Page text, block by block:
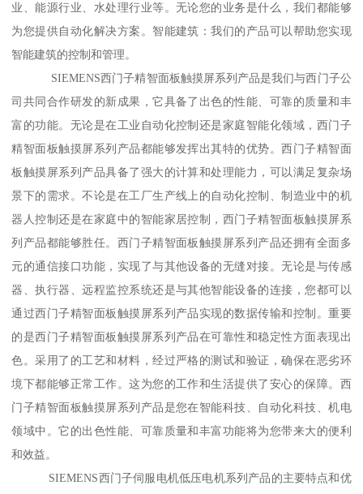
业、能源行业、水处理行业等。无论您的业务是什么，我们都能够
为您提供自动化解决方案。智能建筑：我们的产品可以帮助您实现
智能建筑的控制和管理。
SIEMENS西门子精智面板触摸屏系列产品是我们与西门子公
司共同合作研发的新成果，它具备了出色的性能、可靠的质量和丰
富的功能。无论是在工业自动化控制还是家庭智能化领域，西门子
精智面板触摸屏系列产品都能够发挥出其特的优势。西门子精智面
板触摸屏系列产品具备了强大的计算和处理能力，可以满足复杂场
景下的需求。不论是在工厂生产线上的自动化控制、制造业中的机
器人控制还是在家庭中的智能家居控制，西门子精智面板触摸屏系
列产品都能够胜任。西门子精智面板触摸屏系列产品还拥有全面多
元的通信接口功能，实现了与其他设备的无缝对接。无论是与传感
器、执行器、远程监控系统还是与其他智能设备的连接，您都可以
通过西门子精智面板触摸屏系列产品实现的数据传输和控制。重要
的是西门子精智面板触摸屏系列产品在可靠性和稳定性方面表现出
色。采用了的工艺和材料，经过严格的测试和验证，确保在恶劣环
境下都能够正常工作。这为您的工作和生活提供了安心的保障。西
门子精智面板触摸屏系列产品是您在智能科技、自动化科技、机电
领域中。它的出色性能、可靠质量和丰富功能将为您带来大的便利
和效益。
SIEMENS西门子伺服电机低压电机系列产品的主要特点和优